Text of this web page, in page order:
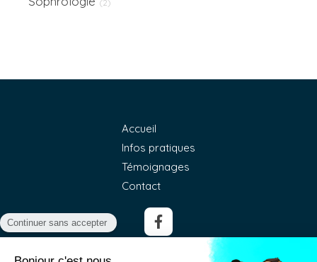
(2)
Accueil
Infos pratiques
Témoignages
Contact
©2018 Instants Flow - Sophrologue Lambesc -